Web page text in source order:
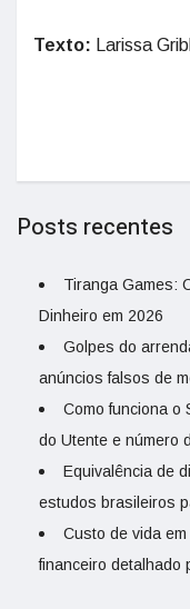
Texto: Larissa
Posts recentes
Tiranga Games:
Dinheiro em 2026
Golpes do
anúncios falsos de
Como funciona o
do Utente e número
Equivalência de
estudos brasileiros
Custo de vida
financeiro detalhado